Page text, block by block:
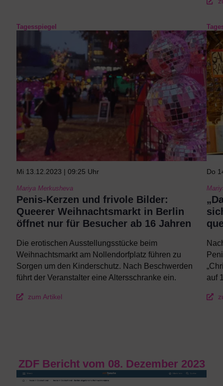
Tagesspiegel
Mi 13.12.2023 | 09:25 Uhr
Mariya Merkusheva
Penis-Kerzen und frivole Bilder:
Queerer Weihnachtsmarkt in Berlin
öffnet nur für Besucher ab 16 Jahren
Die erotischen Ausstellungsstücke beim
Weihnachtsmarkt am Nollendorfplatz führen zu
Sorgen um den Kinderschutz. Nach Beschwerden
führt der Veranstalter eine Altersschranke ein.
zum Artikel
Do
auf
ZDF Bericht vom 08. Dezember 2023